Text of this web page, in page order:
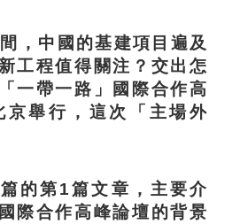
中國的基建項目遍及
工程值得關注？交出怎
一帶一路」國際合作高
京舉行，這次「主場外
第1篇文章，主要介
際合作高峰論壇的背景